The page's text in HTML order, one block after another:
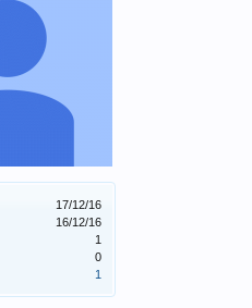
17/12/16
16/12/16
1
0
1